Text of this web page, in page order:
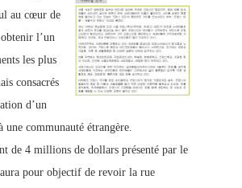
au cœur de
l’un
les plus
consacrés
d’un
une communauté étrangère.
de 4 millions de dollars présenté par le
pour objectif de revoir la rue